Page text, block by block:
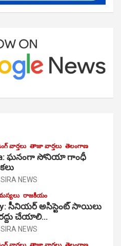
వార్తలు తాజా వార్తలు తెలంగాణ
ఘ‌నంగా సోనియా గాంధీ
SIRA NEWS
రాజకీయం
సీనియర్ అసిస్టెంట్ సాయిలు
చేయాలి…
SIRA NEWS